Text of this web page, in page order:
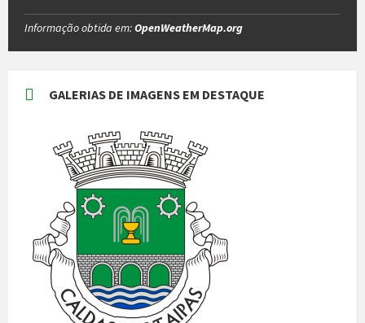
Informação obtida em:OpenWeatherMap.org
GALERIAS DE IMAGENS EM DESTAQUE